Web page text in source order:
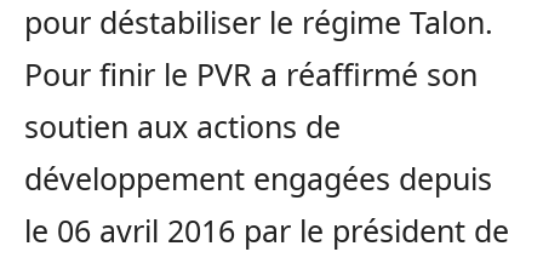
pour déstabiliser le régime Talon.
Pour finir le PVR a réaffirmé son
soutien aux actions de
développement engagées depuis
le 06 avril 2016 par le président de